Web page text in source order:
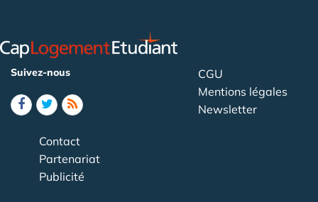
Suivez-nous
CGU
Mentions légales
Newsletter
Contact
Partenariat
Publicité